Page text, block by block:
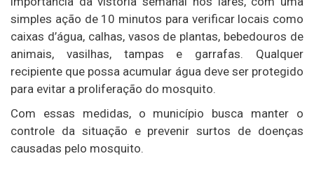
simples ação de 10 minutos para verificar locais como
caixas d’água, calhas, vasos de plantas, bebedouros de
animais, vasilhas, tampas e garrafas. Qualquer
recipiente que possa acumular água deve ser protegido
para evitar a proliferação do mosquito.
Com essas medidas, o município busca manter o
controle da situação e prevenir surtos de doenças
causadas pelo mosquito.